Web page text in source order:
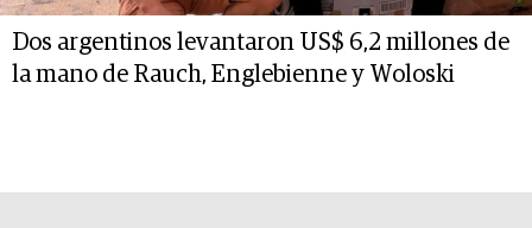
Dos argentinos levantaron US$ 6,2 millones de
la mano de Rauch, Englebienne y Woloski